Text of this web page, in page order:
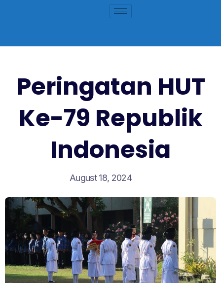
Peringatan HUT
Ke-79 Republik
Indonesia
August 18, 2024